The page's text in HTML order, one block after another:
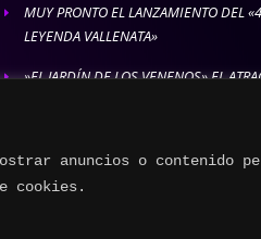
anuncios o
cookies.
E
MUY PRONTO EL LANZAMIENTO DEL
LEYENDA VALLENATA»
»EL JARDÍN DE LOS VENENOS» EL